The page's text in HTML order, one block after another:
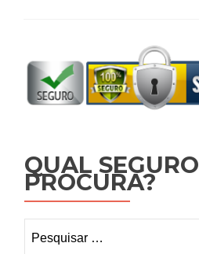
QUAL
PROCURA?
por: